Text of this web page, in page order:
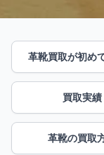
革靴買取が初め
買取実績
革靴の買取